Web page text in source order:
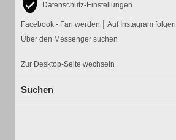
Datenschutz-Einstellungen
Facebook - Fan werden | Auf Instagram folgen
Über den Messenger suchen
Zur Desktop-Seite wechseln
Suchen